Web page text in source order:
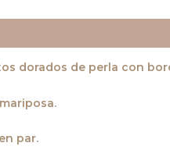
dorados de perla con
par.